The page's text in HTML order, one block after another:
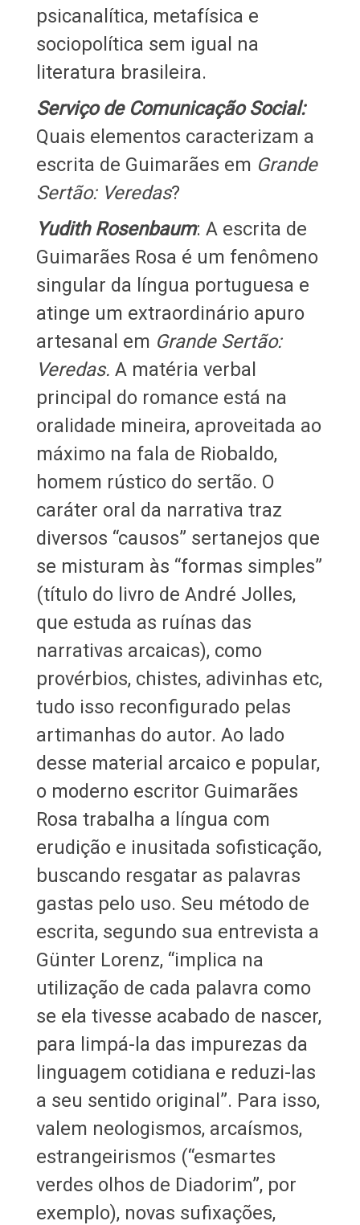
psicanalítica, metafísica e
sociopolítica sem igual na
literatura brasileira.
Serviço de Comunicação Social:
Quais elementos caracterizam a
escrita de Guimarães em Grande
Sertão: Veredas?
Yudith Rosenbaum: A escrita de
Guimarães Rosa é um fenômeno
singular da língua portuguesa e
atinge um extraordinário apuro
artesanal em Grande Sertão:
Veredas. A matéria verbal
principal do romance está na
oralidade mineira, aproveitada ao
máximo na fala de Riobaldo,
homem rústico do sertão. O
caráter oral da narrativa traz
diversos “causos” sertanejos que
se misturam às “formas simples”
(título do livro de André Jolles,
que estuda as ruínas das
narrativas arcaicas), como
provérbios, chistes, adivinhas etc,
tudo isso reconfigurado pelas
artimanhas do autor. Ao lado
desse material arcaico e popular,
o moderno escritor Guimarães
Rosa trabalha a língua com
erudição e inusitada sofisticação,
buscando resgatar as palavras
gastas pelo uso. Seu método de
escrita, segundo sua entrevista a
Günter Lorenz, “implica na
utilização de cada palavra como
se ela tivesse acabado de nascer,
para limpá-la das impurezas da
linguagem cotidiana e reduzi-las
a seu sentido original”. Para isso,
valem neologismos, arcaísmos,
estrangeirismos (“esmartes
verdes olhos de Diadorim”, por
exemplo), novas sufixações,